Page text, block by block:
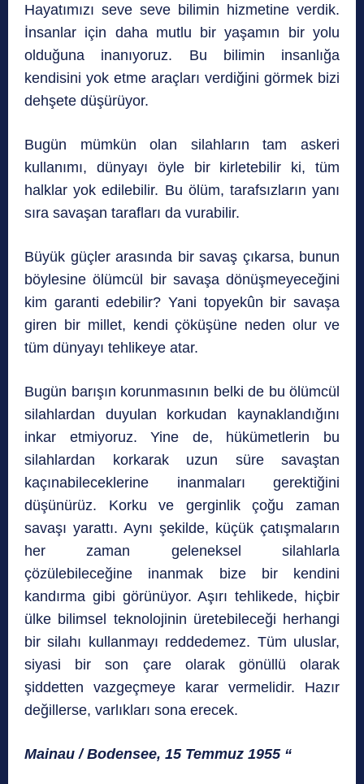
Hayatımızı seve seve bilimin hizmetine verdik.
İnsanlar için daha mutlu bir yaşamın bir yolu
olduğuna inanıyoruz. Bu bilimin insanlığa
kendisini yok etme araçları verdiğini görmek bizi
dehşete düşürüyor.
Bugün mümkün olan silahların tam askeri
kullanımı, dünyayı öyle bir kirletebilir ki, tüm
halklar yok edilebilir. Bu ölüm, tarafsızların yanı
sıra savaşan tarafları da vurabilir.
Büyük güçler arasında bir savaş çıkarsa, bunun
böylesine ölümcül bir savaşa dönüşmeyeceğini
kim garanti edebilir? Yani topyekûn bir savaşa
giren bir millet, kendi çöküşüne neden olur ve
tüm dünyayı tehlikeye atar.
Bugün barışın korunmasının belki de bu ölümcül
silahlardan duyulan korkudan kaynaklandığını
inkar etmiyoruz. Yine de, hükümetlerin bu
silahlardan korkarak uzun süre savaştan
kaçınabileceklerine inanmaları gerektiğini
düşünürüz. Korku ve gerginlik çoğu zaman
savaşı yarattı. Aynı şekilde, küçük çatışmaların
her zaman geleneksel silahlarla
çözülebileceğine inanmak bize bir kendini
kandırma gibi görünüyor. Aşırı tehlikede, hiçbir
ülke bilimsel teknolojinin üretebileceği herhangi
bir silahı kullanmayı reddedemez. Tüm uluslar,
siyasi bir son çare olarak gönüllü olarak
şiddetten vazgeçmeye karar vermelidir. Hazır
değillerse, varlıkları sona erecek.
Mainau / Bodensee, 15 Temmuz 1955 “